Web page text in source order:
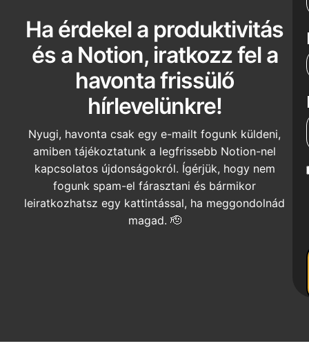
Ha érdekel a produktivitás
és a Notion, iratkozz fel a
havonta frissülő
hírlevelünkre!
Nyugi, havonta csak egy e-mailt fogunk küldeni,
amiben tájékoztatunk a legfrissebb Notion-nel
kapcsolatos újdonságokról. Ígérjük, hogy nem
fogunk spam-el fárasztani és bármikor
leiratkozhatsz egy kattintással, ha meggondolnád
magad. 🫡